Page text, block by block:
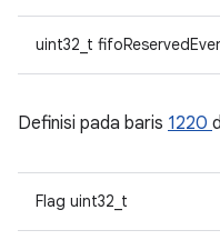
uint32_t
Definisi pada baris 1220
Flag uint32_t